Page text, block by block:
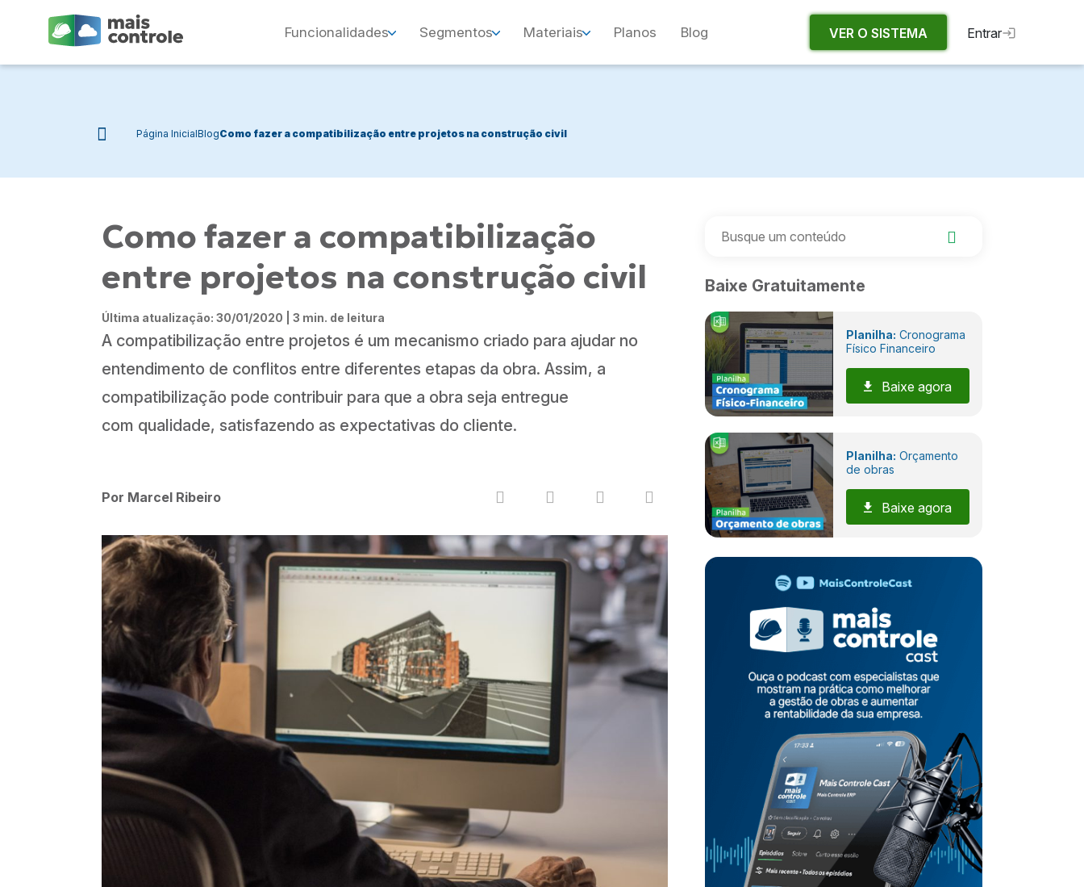
Funcionalidades Segmentos Materiais Planos Blog VER O SISTEMA Entrar
Página InicialBlogComo fazer a compatibilização entre projetos na construção civil
Como fazer a compatibilização
entre projetos na construção civil
Última atualização: 30/01/2020 | 3 min. de leitura
A compatibilização entre projetos é um mecanismo criado para ajudar no
entendimento de conflitos entre diferentes etapas da obra. Assim, a
compatibilização pode contribuir para que a obra seja entregue
com qualidade, satisfazendo as expectativas do cliente.
Por Marcel Ribeiro
Baixe Gratuitamente
Planilha: Cronograma
Físico Financeiro
Baixe agora
Planilha: Orçamento
de obras
Baixe agora